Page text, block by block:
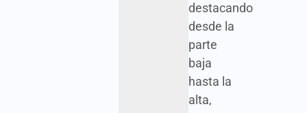
destacando
desde la
parte
baja
hasta la
alta,